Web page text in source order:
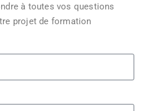
à toutes vos questions
projet de formation